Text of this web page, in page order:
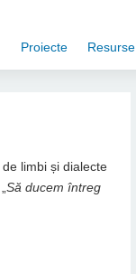
Proiecte Resurse
limbi și dialecte
Să ducem întreg